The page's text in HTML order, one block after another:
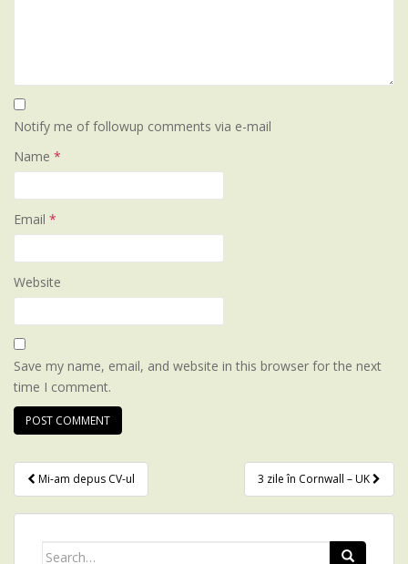
Notify me of followup comments via e-mail
Name *
Email *
Website
Save my name, email, and website in this browser for the next
time I comment.
Post navigation
Mi-am depus CV-ul 3 zile în Cornwall – UK
Search for: